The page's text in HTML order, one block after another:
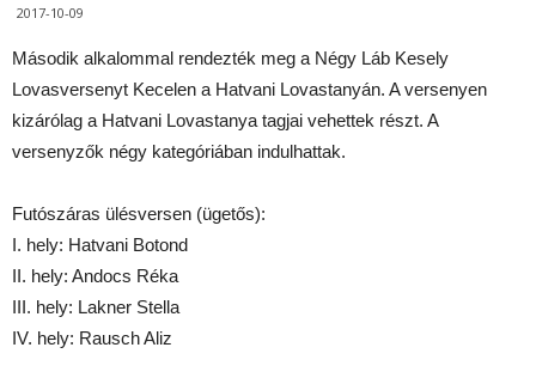
2017-10-09
Második alkalommal rendezték meg a Négy Láb Kesely
Lovasversenyt Kecelen a Hatvani Lovastanyán. A versenyen
kizárólag a Hatvani Lovastanya tagjai vehettek részt. A
versenyzők négy kategóriában indulhattak.
Futószáras ülésversen (ügetős):
I. hely: Hatvani Botond
II. hely: Andocs Réka
III. hely: Lakner Stella
IV. hely: Rausch Aliz